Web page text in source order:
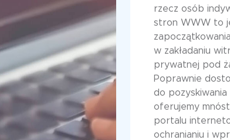
rzecz osób
stron WWW to
w zakładaniu
prywatnej pod
Poprawnie
do
oferujemy
portalu
ochranianiu i